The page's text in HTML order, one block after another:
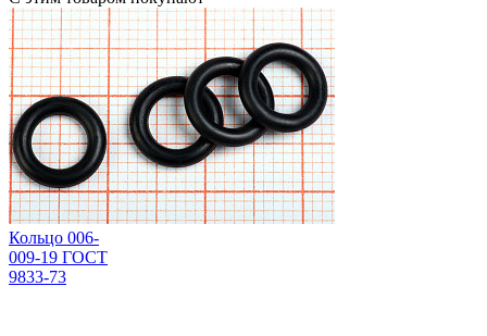
Кольцо 006-
009-19 ГОСТ
9833-73